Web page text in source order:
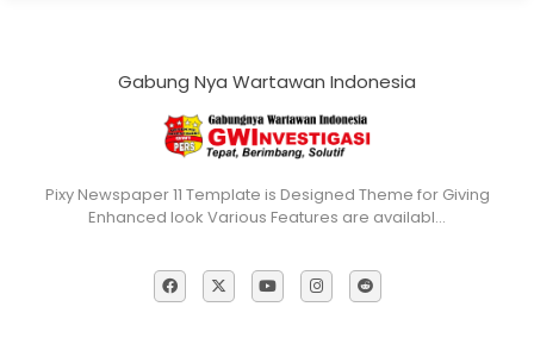
Gabung Nya Wartawan Indonesia
Pixy Newspaper 11 Template is Designed Theme for Giving
Enhanced look Various Features are availabl…